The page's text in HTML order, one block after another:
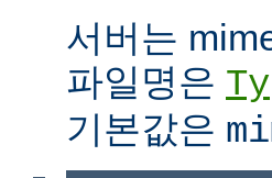
서버는
파일명은
기본값은